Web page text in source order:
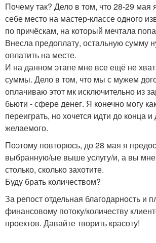
Почему так? Дело в том, что 28-29 мая
себе место на мастер-классе одного
по причёскам, на который мечтала
Внесла предоплату, остальную сумму
оплатить на месте.
И на данном этапе мне все ещё не
суммы. Дело в том, что мы с мужем
оплачиваю этот мк исключительно из
бьюти - сфере денег. Я конечно могу
переиграть, но хочется идти до конца и
желаемого.
Поэтому повторюсь, до 28 мая я
выбранную/ые выше услугу/и, а вы мне
столько, сколько захотите.
Буду брать количеством?
За репост отдельная благодарность и
финансовому потоку/количеству
проектов. Давайте творить красоту!